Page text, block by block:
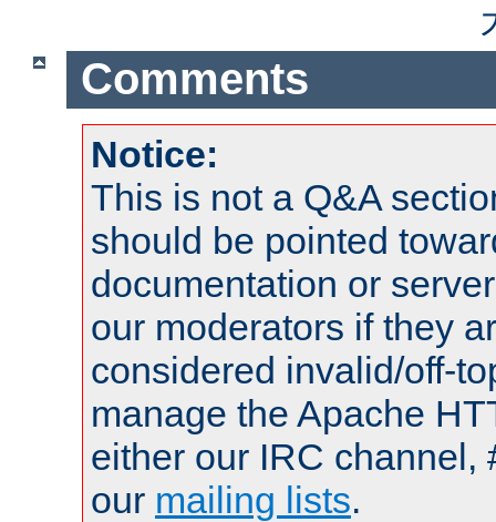
Comments
Notice:
This is not a Q&A
should be pointed
documentation or
our moderators if they
considered invalid/off-
manage the Apache
either our IRC channel,
our mailing lists.